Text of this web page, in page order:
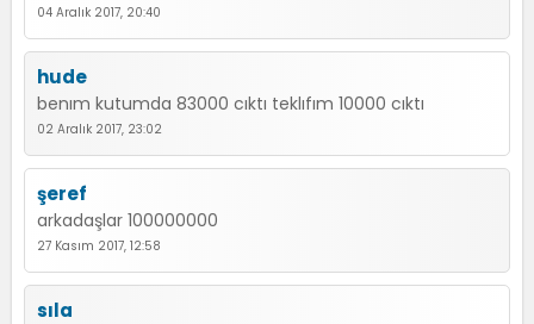
04 Aralık 2017, 20:40
hude
benım kutumda 83000 cıktı teklıfım 10000 cıktı
02 Aralık 2017, 23:02
şeref
arkadaşlar 100000000
27 Kasım 2017, 12:58
sıla